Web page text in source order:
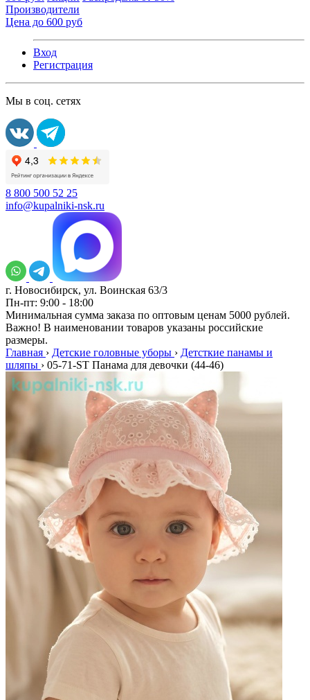
Производители
Цена до 600 руб
Вход
Регистрация
Мы в соц. сетях
8 800 500 52 25
info@kupalniki-nsk.ru
г. Новосибирск, ул. Воинская 63/3
Пн-пт: 9:00 - 18:00
Минимальная сумма заказа по оптовым ценам 5000 рублей.
Важно! В наименовании товаров указаны российские
размеры.
Главная › Детские головные уборы › Детсткие панамы и
шляпы › 05-71-ST Панама для девочки (44-46)